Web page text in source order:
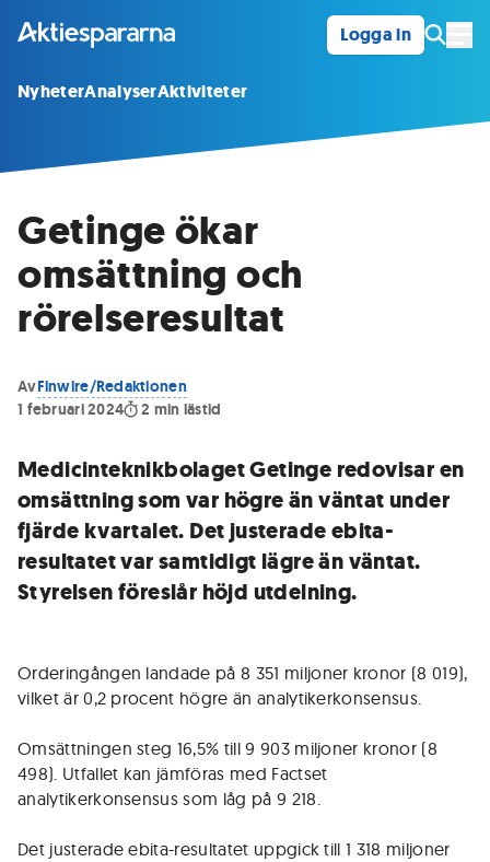
Logga in
NyheterAnalyserAktiviteter
Getinge ökar
omsättning och
rörelseresultat
AvFinwire/Redaktionen
1 februari 2024
2 min lästid
Medicinteknikbolaget Getinge redovisar en
omsättning som var högre än väntat under
fjärde kvartalet. Det justerade ebita-
resultatet var samtidigt lägre än väntat.
Styrelsen föreslår höjd utdelning.
Orderingången landade på 8 351 miljoner kronor (8 019),
vilket är 0,2 procent högre än analytikerkonsensus.
Omsättningen steg 16,5% till 9 903 miljoner kronor (8
498). Utfallet kan jämföras med Factset
analytikerkonsensus som låg på 9 218.
Det justerade ebita-resultatet uppgick till 1 318 miljoner